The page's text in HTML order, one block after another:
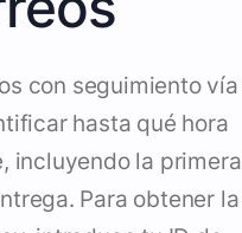
con seguimiento vía
hasta qué hora
incluyendo la primera
Para obtener la